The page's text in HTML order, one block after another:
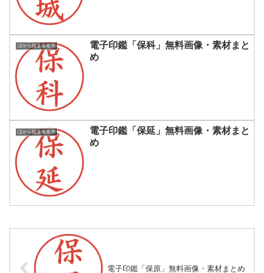
ほから始まる名字
電子印鑑「保科」無料画像・素材まと
め
ほから始まる名字
電子印鑑「保延」無料画像・素材まと
め
電子印鑑「保原」無料画像・素材まとめ